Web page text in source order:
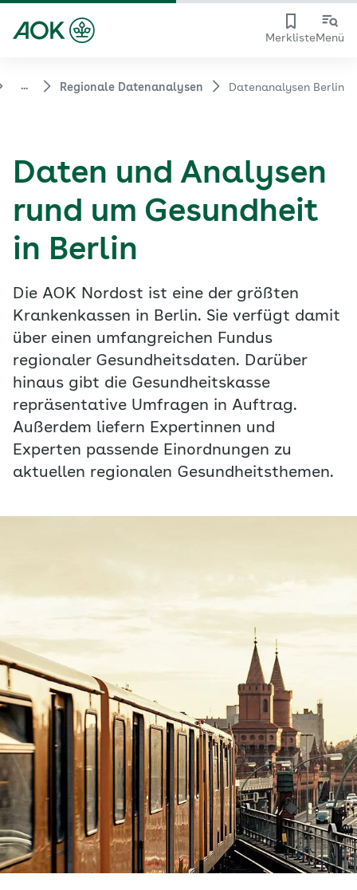
MerklisteMenü
... Regionale Datenanalysen Datenanalysen Berlin
Daten und Analysen
rund um Gesundheit
in Berlin
Die AOK Nordost ist eine der größten
Krankenkassen in Berlin. Sie verfügt damit
über einen umfangreichen Fundus
regionaler Gesundheitsdaten. Darüber
hinaus gibt die Gesundheitskasse
repräsentative Umfragen in Auftrag.
Außerdem liefern Expertinnen und
Experten passende Einordnungen zu
aktuellen regionalen Gesundheitsthemen.